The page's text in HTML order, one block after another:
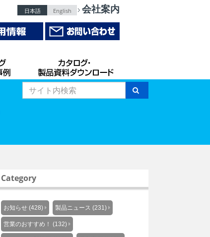
日本語 English 会社案内
Category
お知らせ (428) 製品ニュース (231)
営業のおすすめ！ (132)